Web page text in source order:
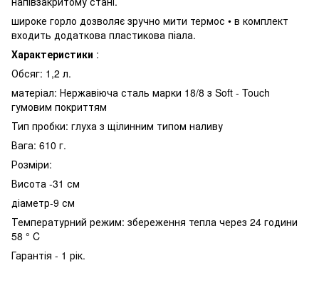
широке горло дозволяє зручно мити термос • в комплект
входить додаткова пластикова піала.
Характеристики :
Обсяг: 1,2 л.
матеріал: Нержавіюча сталь марки 18/8 з Soft - Touch
гумовим покриттям
Тип пробки: глуха з щілинним типом наливу
Вага: 610 г.
Розміри:
Висота -31 см
діаметр-9 см
Температурний режим: збереження тепла через 24 години
58 ° C
Гарантія - 1 рік.